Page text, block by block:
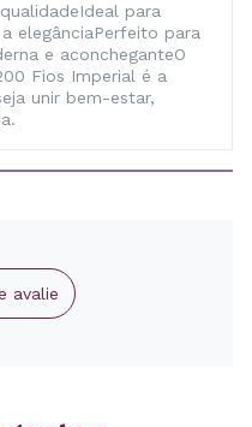
para
elegânciaPerfeito para
e aconcheganteO
Fios Imperial é a
unir bem-estar,
avalie